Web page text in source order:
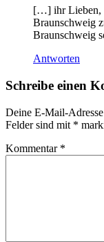
[…] ihr Lieben,
Braunschweig
Braunschweig
Antworten
Schreibe einen
Deine E-Mail-
Felder sind mit *
Kommentar *